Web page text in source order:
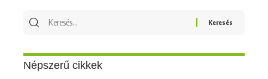
Keresés
Népszerű cikkek